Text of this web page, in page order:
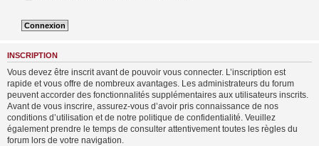
INSCRIPTION
Vous devez être inscrit avant de pouvoir vous connecter. L’inscription est
rapide et vous offre de nombreux avantages. Les administrateurs du forum
peuvent accorder des fonctionnalités supplémentaires aux utilisateurs inscrits.
Avant de vous inscrire, assurez-vous d’avoir pris connaissance de nos
conditions d’utilisation et de notre politique de confidentialité. Veuillez
également prendre le temps de consulter attentivement toutes les règles du
forum lors de votre navigation.